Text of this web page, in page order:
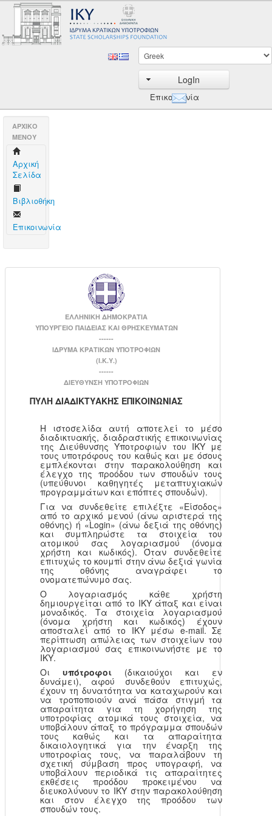
LogIn
Επικοινωνία
AΡΧΙΚΟ
ΜΕΝΟΥ
Aρχική
Σελίδα
Βιβλιοθήκη
Επικοινωνία
ΕΛΛΗΝΙΚΗ ΔΗΜΟΚΡΑΤΙΑ
ΥΠΟΥΡΓΕΙΟ ΠΑΙΔΕΙΑΣ ΚΑΙ ΘΡΗΣΚΕΥΜΑΤΩΝ
------
ΙΔΡΥΜΑ ΚΡΑΤΙΚΩΝ ΥΠΟΤΡΟΦΙΩΝ
(Ι.Κ.Υ.)
------
ΔΙΕΥΘΥΝΣΗ ΥΠΟΤΡΟΦΙΩΝ
ΠΥΛΗ ΔΙΑΔΙΚΤΥΑΚΗΣ ΕΠΙΚΟΙΝΩΝΙΑΣ
Η ιστοσελίδα αυτή αποτελεί το μέσο
διαδικτυακής, διαδραστικής επικοινωνίας
της Διεύθυνσης Υποτροφιών του ΙΚΥ με
τους υποτρόφους του καθώς και με όσους
εμπλέκονται στην παρακολούθηση και
έλεγχο της προόδου των σπουδών τους
(υπεύθυνοι καθηγητές μεταπτυχιακών
προγραμμάτων και επόπτες σπουδών).
Για να συνδεθείτε επιλέξτε «Είσοδος»
από το αρχικό μενού (άνω αριστερά της
οθόνης) ή «Login» (άνω δεξιά της οθόνης)
και συμπληρώστε τα στοιχεία του
ατομικού σας λογαριασμού (όνομα
χρήστη και κωδικός). Όταν συνδεθείτε
επιτυχώς το κουμπί στην άνω δεξιά γωνία
της οθόνης αναγράφει το
ονοματεπώνυμο σας.
Ο λογαριασμός κάθε χρήστη
δημιουργείται από το ΙΚΥ άπαξ και είναι
μοναδικός. Τα στοιχεία λογαριασμού
(όνομα χρήστη και κωδικός) έχουν
αποσταλεί από το ΙΚΥ μέσω e-mail. Σε
περίπτωση απώλειας των στοιχείων του
λογαριασμού σας επικοινωνήστε με το
ΙΚΥ.
Οι υπότροφοι(δικαιούχοι και εν
δυνάμει), αφού συνδεθούν επιτυχώς,
έχουν τη δυνατότητα να καταχωρούν και
να τροποποιούν ανά πάσα στιγμή τα
απαραίτητα για τη χορήγηση της
υποτροφίας ατομικά τους στοιχεία, να
υποβάλουν άπαξ το πρόγραμμα σπουδών
τους καθώς και τα απαραίτητα
δικαιολογητικά για την έναρξη της
υποτροφίας τους, να παραλάβουν τη
σχετική σύμβαση προς υπογραφή, να
υποβάλουν περιοδικά τις απαραίτητες
εκθέσεις προόδου προκειμένου να
διευκολύνουν το ΙΚΥ στην παρακολούθηση
και στον έλεγχο της προόδου των
σπουδών τους.